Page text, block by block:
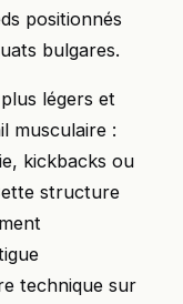
positionnés
bulgares.
légers et
musculaire :
kickbacks ou
structure
technique sur